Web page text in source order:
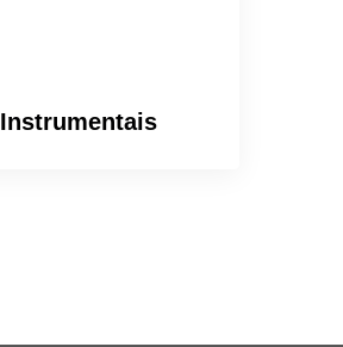
Instrumentais